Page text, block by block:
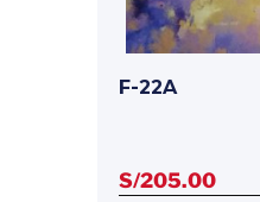
F-22A
S/205.00